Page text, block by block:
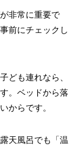
非常に重要で
前にチェックし
ども連れなら、
。ベッドから落
からです。
天風呂でも「温